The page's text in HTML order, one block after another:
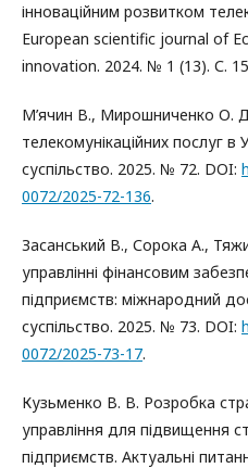
інноваційним розвитком
European scientific journal of
innovation. 2024. № 1 (13). С.
М’ячин В., Мирошниченко О.
телекомунікаційних послуг в
суспільство. 2025. № 72. DOI:
0072/2025-72-136.
Засанський В., Сорока А.,
управлінні фінансовим
підприємств: міжнародний
суспільство. 2025. № 73. DOI:
0072/2025-73-17.
Кузьменко В. В. Розробка
управління для підвищення
підприємств. Актуальні